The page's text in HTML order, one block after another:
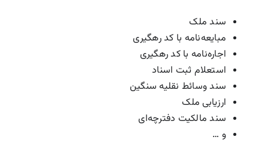
سند ملک
مبایعه‌نامه با کد رهگیری
اجاره‌نامه با کد رهگیری
استعلام ثبت اسناد
سند وسائط نقلیه سنگین
ارزیابی ملک
سند مالکیت دفترچه‌ای
و …